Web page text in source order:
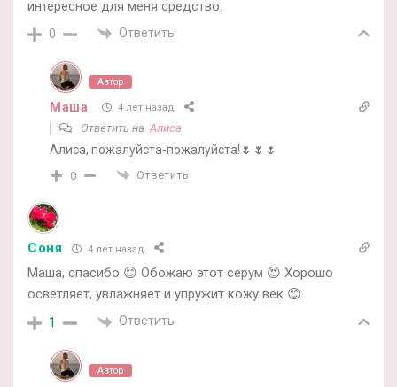
интересное для меня средство.
0 Ответить
Автор
Маша 4 лет назад
Ответить на Алиса
Алиса, пожалуйста-пожалуйста!🌷🌷🌷
0 Ответить
Соня 4 лет назад
Маша, спасибо 😊 Обожаю этот серум 😍 Хорошо
осветляет, увлажняет и упружит кожу век 😊
1 Ответить
Автор